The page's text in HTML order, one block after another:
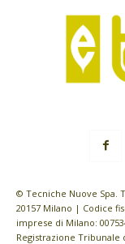
© Tecniche Nuove Spa.
20157 Milano | Codice
imprese di Milano:
Registrazione Tribunale